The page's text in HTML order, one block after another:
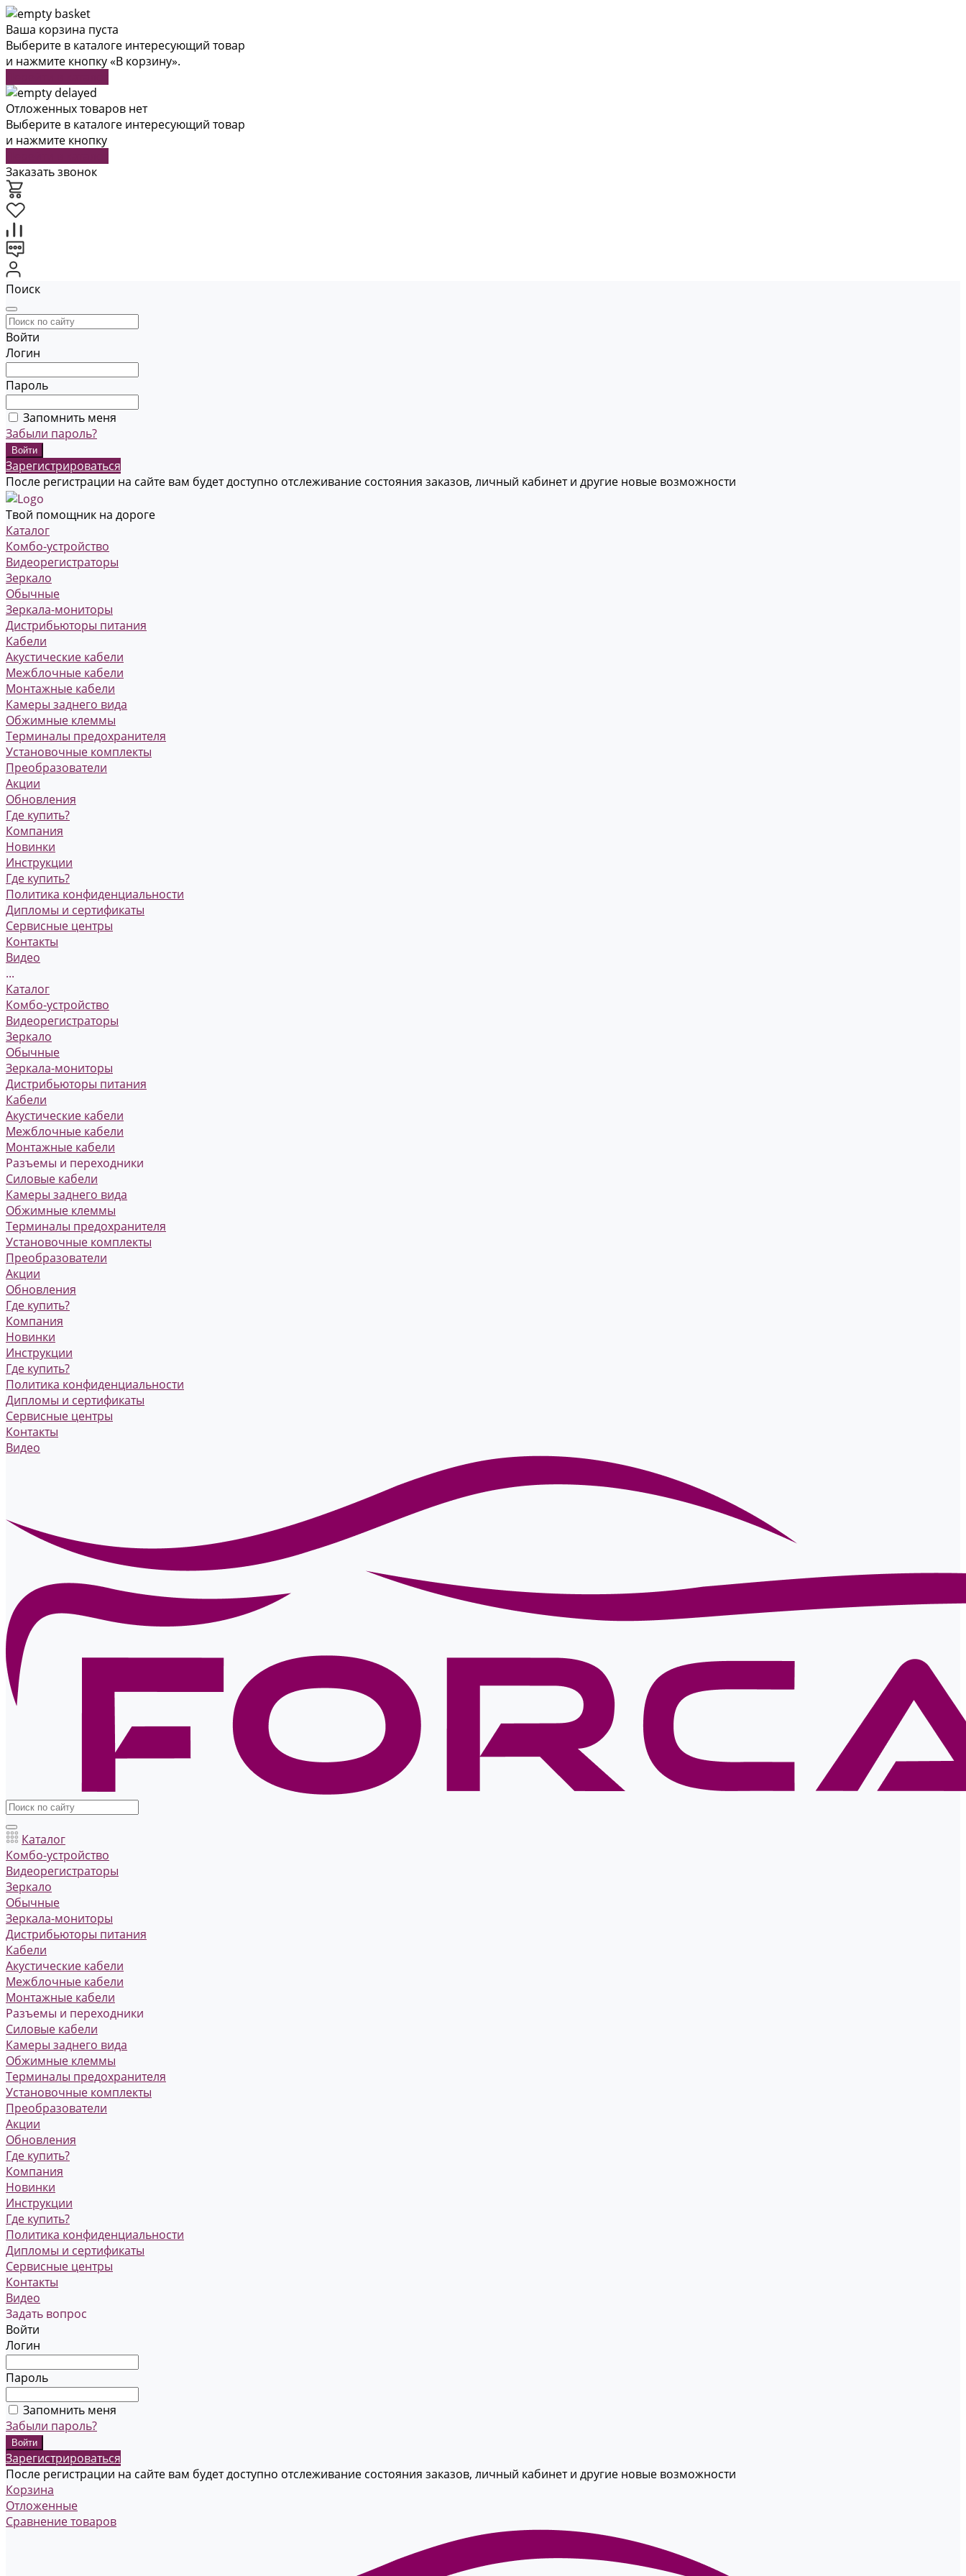
Ваша корзина пуста
Выберите в каталоге интересующий товар
и нажмите кнопку «В корзину».
Отложенных товаров нет
Выберите в каталоге интересующий товар
и нажмите кнопку
Заказать звонок
Поиск
Войти
Логин
Пароль
Запомнить меня
Забыли пароль?
Зарегистрироваться
После регистрации на сайте вам будет доступно отслеживание состояния заказов, личный кабинет и другие новые возможности
Твой помощник на дороге
Каталог
Комбо-устройство
Видеорегистраторы
Зеркало
Обычные
Зеркала-мониторы
Дистрибьюторы питания
Кабели
Акустические кабели
Межблочные кабели
Монтажные кабели
Камеры заднего вида
Обжимные клеммы
Терминалы предохранителя
Установочные комплекты
Преобразователи
Акции
Обновления
Где купить?
Компания
Новинки
Инструкции
Где купить?
Политика конфиденциальности
Дипломы и сертификаты
Сервисные центры
Контакты
Видео
...
Каталог
Комбо-устройство
Видеорегистраторы
Зеркало
Обычные
Зеркала-мониторы
Дистрибьюторы питания
Кабели
Акустические кабели
Межблочные кабели
Монтажные кабели
Разъемы и переходники
Силовые кабели
Камеры заднего вида
Обжимные клеммы
Терминалы предохранителя
Установочные комплекты
Преобразователи
Акции
Обновления
Где купить?
Компания
Новинки
Инструкции
Где купить?
Политика конфиденциальности
Дипломы и сертификаты
Сервисные центры
Контакты
Видео
Каталог
Комбо-устройство
Видеорегистраторы
Зеркало
Обычные
Зеркала-мониторы
Дистрибьюторы питания
Кабели
Акустические кабели
Межблочные кабели
Монтажные кабели
Разъемы и переходники
Силовые кабели
Камеры заднего вида
Обжимные клеммы
Терминалы предохранителя
Установочные комплекты
Преобразователи
Акции
Обновления
Где купить?
Компания
Новинки
Инструкции
Где купить?
Политика конфиденциальности
Дипломы и сертификаты
Сервисные центры
Контакты
Видео
Задать вопрос
Войти
Логин
Пароль
Запомнить меня
Забыли пароль?
Зарегистрироваться
После регистрации на сайте вам будет доступно отслеживание состояния заказов, личный кабинет и другие новые возможности
Корзина
Отложенные
Сравнение товаров